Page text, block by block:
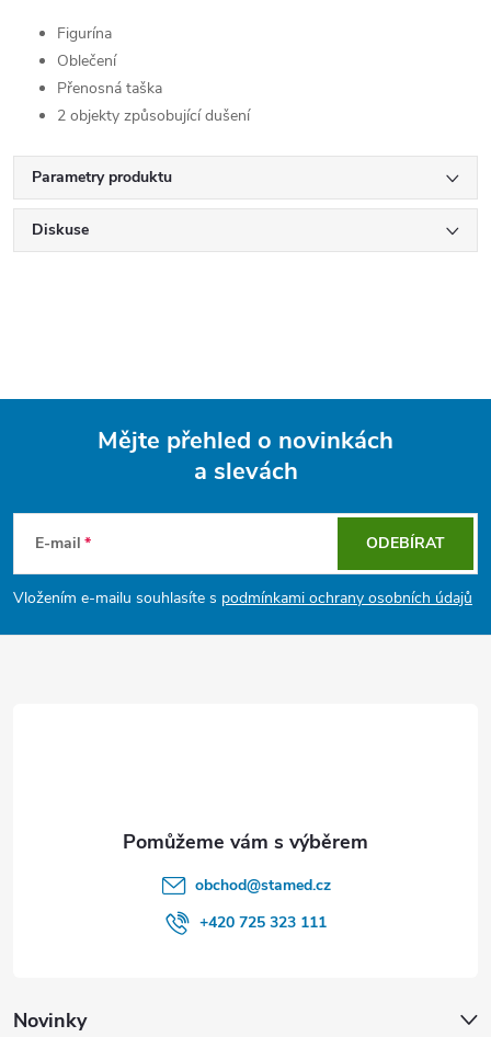
Figurína
Oblečení
Přenosná taška
2 objekty způsobující dušení
Parametry produktu
Diskuse
p
a
Mějte přehled o novinkách
a slevách
E-mail
Vložením e-mailu souhlasíte s podmínkami ochrany osobních údajů
ODEBÍRAT
Novinky
obchod@stamed.cz
+420 725 323 111